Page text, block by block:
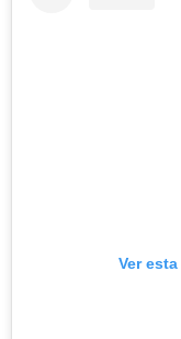
Ver